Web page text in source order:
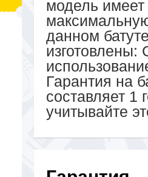
модель
данном
Гарантия на
составляет 1
учитывайте